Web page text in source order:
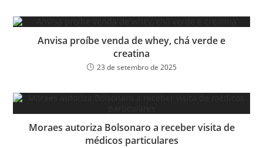
Anvisa proíbe venda de whey, chá verde e
creatina
23 de setembro de 2025
Moraes autoriza Bolsonaro a receber visita de
médicos particulares